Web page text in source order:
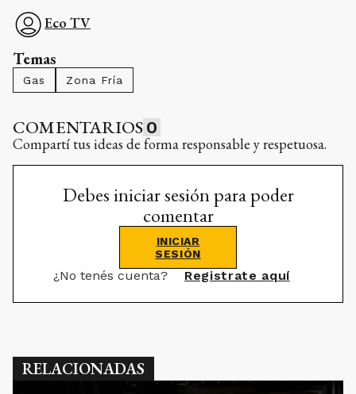
Eco TV
Temas
Gas Zona Fría
COMENTARIOS 0
Compartí tus ideas de forma responsable y respetuosa.
Debes iniciar sesión para poder
comentar
INICIAR
SESIÓN
¿No tenés cuenta? Registrate aquí
RELACIONADAS